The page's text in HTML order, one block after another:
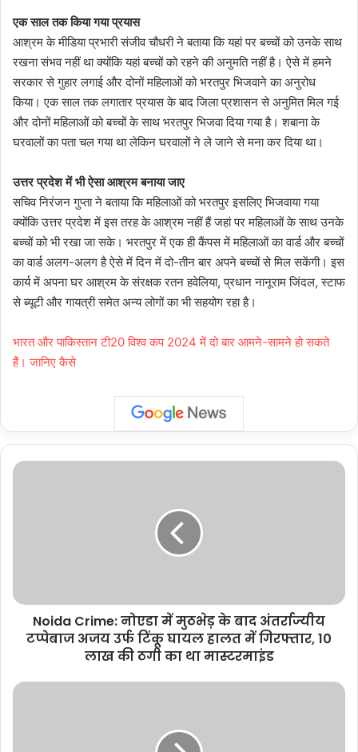
एक साल तक किया गया प्रयास
आश्रम के मीडिया प्रभारी संजीव चौधरी ने बताया कि यहां पर बच्चों को उनके साथ
रखना संभव नहीं था क्योंकि यहां बच्चों को रहने की अनुमति नहीं है। ऐसे में हमने
सरकार से गुहार लगाई और दोनों महिलाओं को भरतपुर भिजवाने का अनुरोध
किया। एक साल तक लगातार प्रयास के बाद जिला प्रशासन से अनुमित मिल गई
और दोनों महिलाओं को बच्चों के साथ भरतपुर भिजवा दिया गया है। शबाना के
घरवालों का पता चल गया था लेकिन घरवालों ने ले जाने से मना कर दिया था।
उत्तर प्रदेश में भी ऐसा आश्रम बनाया जाए
सचिव निरंजन गुप्ता ने बताया कि महिलाओं को भरतपुर इसलिए भिजवाया गया
क्योंकि उत्तर प्रदेश में इस तरह के आश्रम नहीं हैं जहां पर महिलाओं के साथ उनके
बच्चों को भी रखा जा सके। भरतपुर में एक ही कैंपस में महिलाओं का वार्ड और बच्चों
का वार्ड अलग-अलग है ऐसे में दिन में दो-तीन बार अपने बच्चों से मिल सकेंगी। इस
कार्य में अपना घर आश्रम के संरक्षक रतन हवेलिया, प्रधान नानूराम जिंदल, स्टाफ
से ब्यूटी और गायत्री समेत अन्य लोगों का भी सहयोग रहा है।
भारत और पाकिस्तान टी20 विश्व कप 2024 में दो बार आमने-सामने हो सकते
हैं। जानिए कैसे
Noida
टप्पेबाज
हालत
Noida Crime: नोएडा में मुठभेड़ के बाद अंतर्राज्यीय
टप्पेबाज अजय उर्फ टिंकू घायल हालत में गिरफ्तार, 10
लाख की ठगी का था मास्टरमाइंड
उत्तर